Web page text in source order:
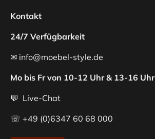
Kontakt
24/7 Verfügbarkeit
✉ info@moebel-style.de
Mo bis Fr von 10-12 Uhr & 13-16 Uhr
💬 Live-Chat
☏ +49 (0)6347 60 68 000